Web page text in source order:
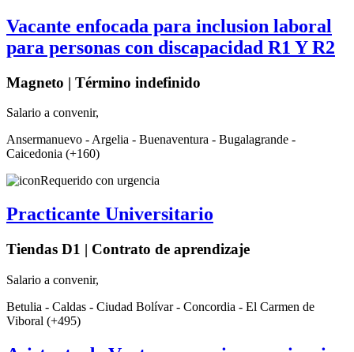
Vacante enfocada para inclusion laboral
para personas con discapacidad R1 Y R2
Magneto | Término indefinido
Salario a convenir,
Ansermanuevo - Argelia - Buenaventura - Bugalagrande -
Caicedonia (+160)
Requerido con urgencia
Practicante Universitario
Tiendas D1 | Contrato de aprendizaje
Salario a convenir,
Betulia - Caldas - Ciudad Bolívar - Concordia - El Carmen de
Viboral (+495)